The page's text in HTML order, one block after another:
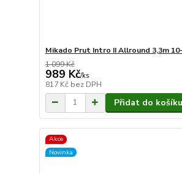
Mikado Prut Intro II Allround 3,3m
1 099 Kč
989 Kč/ks
817 Kč bez DPH
Přidat do košíku
Akce
Novinka